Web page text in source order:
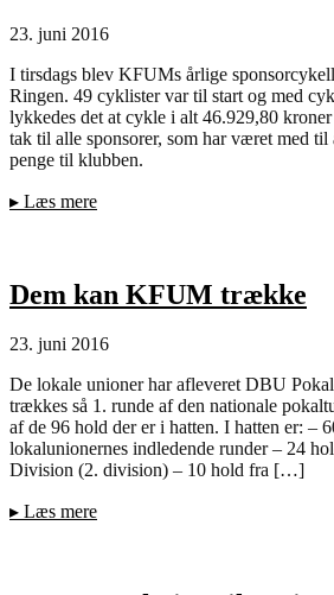
23. juni 2016
I tirsdags blev KFUMs årlige
Ringen. 49 cyklister var til start og med
lykkedes det at cykle i alt 46.929,80
tak til alle sponsorer, som har været med til
penge til klubben.
▸ Læs mere
Dem kan KFUM trække
23. juni 2016
De lokale unioner har afleveret DBU
trækkes så 1. runde af den nationale
af de 96 hold der er i hatten. I hatten er: –
lokalunionernes indledende runder – 24
Division (2. division) – 10 hold fra […]
▸ Læs mere